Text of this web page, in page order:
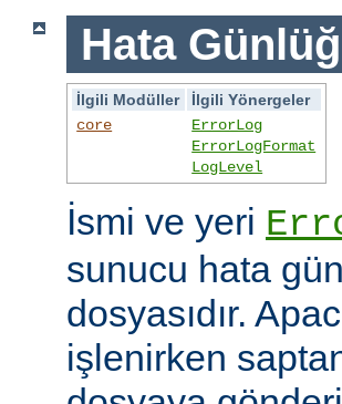
Hata
İlgili Modüller
İlgili Yönergeler
core
ErrorLog
ErrorLogFormat
LogLevel
İsmi ve yeri
sunucu hata
dosyasıdır.
işlenirken